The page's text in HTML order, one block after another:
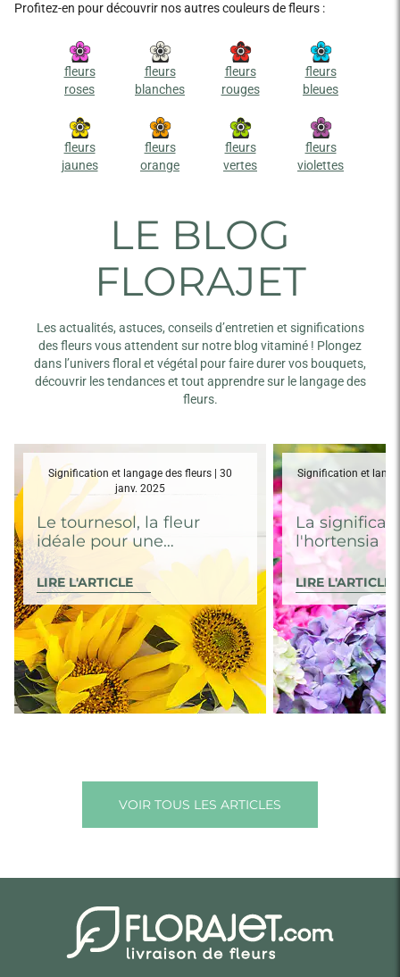
Profitez-en pour découvrir nos autres couleurs de fleurs :
fleurs
roses
fleurs
blanches
fleurs
rouges
fleurs
bleues
fleurs
jaunes
fleurs
orange
fleurs
vertes
fleurs
violettes
LE BLOG
FLORAJET
Les actualités, astuces, conseils d’entretien et significations
des fleurs vous attendent sur notre blog vitaminé ! Plongez
dans l’univers floral et végétal pour faire durer vos bouquets,
découvrir les tendances et tout apprendre sur le langage des
fleurs.
Signification et langage des fleurs | 30
janv. 2025
Le tournesol, la fleur
idéale pour une
composition champêtre
LIRE L'ARTICLE
Signification et
La
l'hortensia
LIRE L'ARTICLE
VOIR TOUS LES ARTICLES